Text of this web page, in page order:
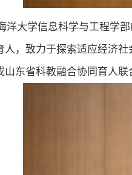
洋大学信息科学与工程学
，致力于探索适应经济
东省科教融合协同育人联